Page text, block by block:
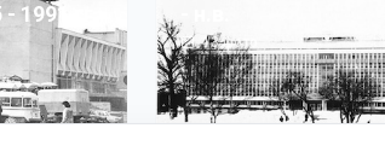
1991 гг
13фото